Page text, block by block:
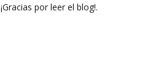
¡Gracias por leer el blog!.